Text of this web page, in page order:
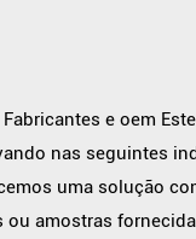
e oem
nas seguintes
uma solução
amostras